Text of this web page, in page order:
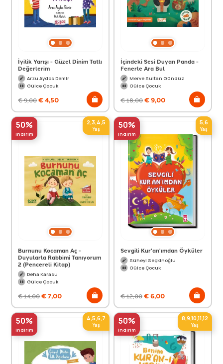
İyilik Yarışı - Güzel Dinim Tatlı
Değerlerim
Arzu Aydos Demir
Gülce Çocuk
€9,00€4,50
İçindeki Sesi Duyan Panda -
Fenerle Ara Bul
Merve Sultan Gündüz
Gülce Çocuk
€18,00€9,00
50%
indirim
2,3,4,5
Yaş
Burnunu Kocaman Aç -
Duyularla Rabbimi Tanıyorum
2 (Pencereli Kitap)
Deha Karasu
Gülce Çocuk
€14,00€7,00
50%
indirim
5,6
Yaş
Sevgili Kur'an'ımdan Öyküler
Süheyl Seçkinoğlu
Gülce Çocuk
€12,00€6,00
50%
indirim
4,5,6,7
Yaş 50%
indirim
8,9,10,11,12
Yaş